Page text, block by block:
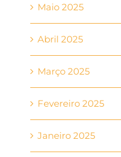
Maio 2025
Abril 2025
Março 2025
Fevereiro 2025
Janeiro 2025